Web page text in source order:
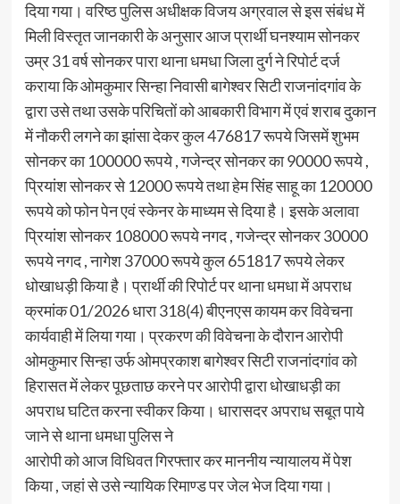
दिया गया। वरिष्ठ पुलिस अधीक्षक विजय अग्रवाल से इस संबंध में
मिली विस्तृत जानकारी के अनुसार आज प्रार्थी घनश्याम सोनकर
उम्र 31 वर्ष सोनकर पारा थाना धमधा जिला दुर्ग ने रिपोर्ट दर्ज
कराया कि ओमकुमार सिन्हा निवासी बागेश्वर सिटी राजनांदगांव के
द्वारा उसे तथा उसके परिचितों को आबकारी विभाग में एवं शराब दुकान
में नौकरी लगने का झांसा देकर कुल 476817 रूपये जिसमें शुभम
सोनकर का 100000 रूपये , गजेन्द्र सोनकर का 90000 रूपये ,
प्रियांश सोनकर से 12000 रूपये तथा हेम सिंह साहू का 120000
रूपये को फोन पेन एवं स्केनर के माध्यम से दिया है। इसके अलावा
प्रियांश सोनकर 108000 रूपये नगद , गजेन्द्र सोनकर 30000
रूपये नगद , नागेश 37000 रूपये कुल 651817 रूपये लेकर
धोखाधड़ी किया है। प्रार्थी की रिपोर्ट पर थाना धमधा में अपराध
क्रमांक 01/2026 धारा 318(4) बीएनएस कायम कर विवेचना
कार्यवाही में लिया गया। प्रकरण की विवेचना के दौरान आरोपी
ओमकुमार सिन्हा उर्फ ओमप्रकाश बागेश्वर सिटी राजनांदगांव को
हिरासत में लेकर पूछताछ करने पर आरोपी द्वारा धोखाधड़ी का
अपराध घटित करना स्वीकर किया। धारासदर अपराध सबूत पाये
जाने से थाना धमधा पुलिस ने
आरोपी को आज विधिवत गिरफ्तार कर माननीय न्यायालय में पेश
किया , जहां से उसे न्यायिक रिमाण्ड पर जेल भेज दिया गया।